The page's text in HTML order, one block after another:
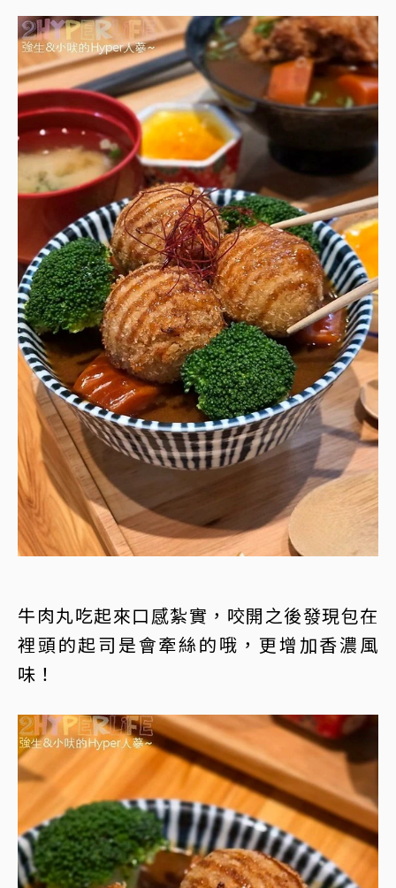
牛肉丸吃起來口感紮實，咬開之後發現包在
裡頭的起司是會牽絲的哦，更增加香濃風
味！